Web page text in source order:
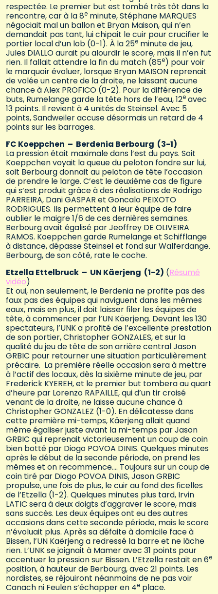
respectée. Le premier but est tombé très tôt dans la
rencontre, car à la 8e minute, Stéphane MARQUES
négociait mal un ballon et Bryan Maison, qui n’en
demandait pas tant, lui chipait le cuir pour crucifier le
portier local d’un lob (0-1). À la 25e minute de jeu,
Jules DIALLO aurait pu alourdir le score, mais il n’en fut
rien. Il fallait attendre la fin du match (85e) pour voir
le marquoir évoluer, lorsque Bryan MAISON reprenait
de volée un centre de la droite, ne laissant aucune
chance à Alex PROFICO (0-2). Pour la différence de
buts, Rumelange garde la tête hors de l’eau, 12e avec
13 points. Il revient à 4 unités de Steinsel. Avec 5
points, Sandweiler accuse désormais un retard de 4
points sur les barrages.
FC Koeppchen – Berdenia Berbourg (3-1)
La pression était maximale dans l’est du pays. Soit
Koeppchen voyait la queue du peloton fondre sur lui,
soit Berbourg donnait au peloton de tête l’occasion
de prendre le large. C’est le deuxième cas de figure
qui s’est produit grâce à des réalisations de Rodrigo
PARREIRA, Dani GASPAR et Goncalo PEIXOTO
RODRIGUES. Ils permettent à leur équipe de faire
oublier le maigre 1/6 de ces dernières semaines.
Berbourg avait égalisé par Jeoffrey DE OLIVEIRA
RAMOS. Koeppchen garde Rumelange et Schifflange
à distance, dépasse Steinsel et fond sur Walferdange.
Berbourg, de son côté, rate le coche.
Etzella Ettelbruck – UN Käerjeng (1-2) (Résumé
vidéo)
Et oui, non seulement, le Berdenia ne profite pas des
faux pas des équipes qui naviguent dans les mêmes
eaux, mais en plus, il doit laisser filer les équipes de
tête, à commencer par l’UN Käerjeng. Devant les 130
spectateurs, l’UNK a profité de l’excellente prestation
de son portier, Christopher GONZALES, et sur la
qualité du jeu de tête de son arrière central Jason
GRBIC pour retourner une situation particulièrement
précaire. La première réelle occasion sera à mettre
à l’actif des locaux, dès la sixième minute de jeu, par
Frederick KYEREH, et le premier but tombera au quart
d’heure par Lorenzo RAPAILLE, qui d’un tir croisé
venant de la droite, ne laisse aucune chance à
Christopher GONZALEZ (1-0). En délicatesse dans
cette première mi-temps, Käerjeng allait quand
même égaliser juste avant la mi-temps par Jason
GRBIC qui reprenait victorieusement un coup de coin
bien botté par Diogo POVOA DINIS. Quelques minutes
après le début de la seconde période, on prend les
mêmes et on recommence…. Toujours sur un coup de
coin tiré par Diogo POVOA DINIS, Jason GRBIC
propulse, une fois de plus, le cuir au fond des ficelles
de l’Etzella (1-2). Quelques minutes plus tard, Irvin
LATIC sera à deux doigts d’aggraver le score, mais
sans succès. Les deux équipes ont eu des autres
occasions dans cette seconde période, mais le score
n’évoluait plus. Après sa défaite à domicile face à
Bissen, l’UN Kaërjeng a redressé la barre et ne lâche
rien. L’UNK se joignait à Mamer avec 31 points pour
accentuer la pression sur Bissen. L’Etzella restait en 6e
position, à hauteur de Berbourg, avec 21 points. Les
nordistes, se réjouiront néanmoins de ne pas voir
Canach ni Feulen s’échapper en 4e place.